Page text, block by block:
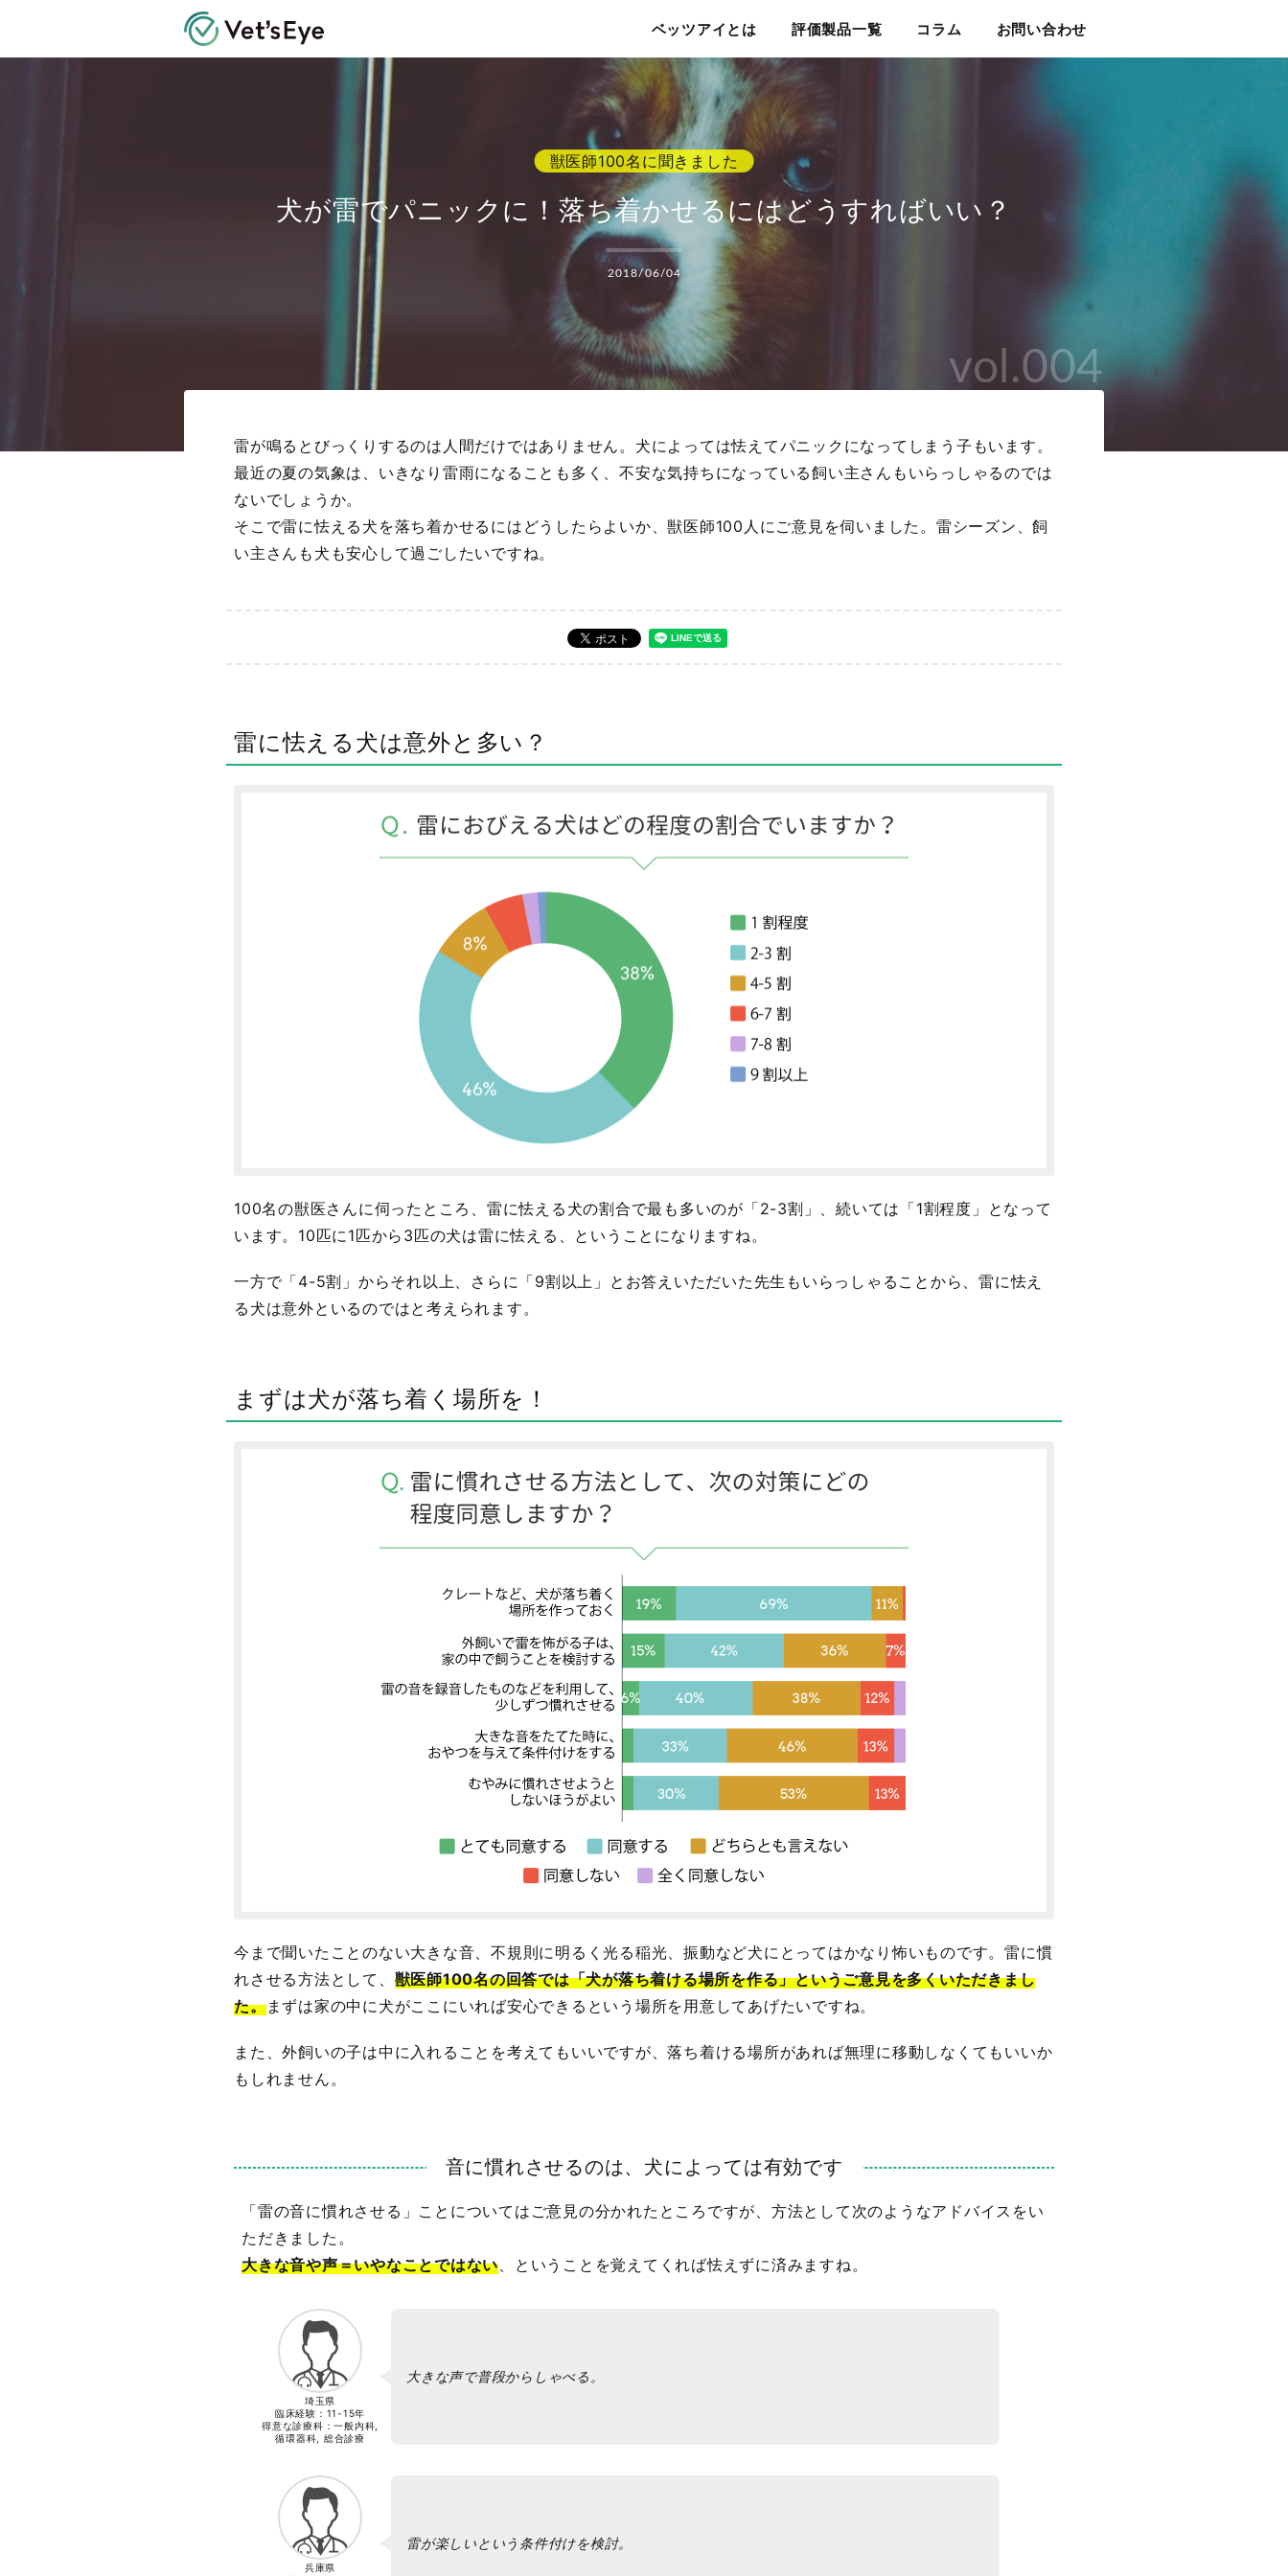
ベッツアイとは 評価製品一覧 コラム お問い合わせ
犬が雷でパニックに！落ち着かせるにはどうすればいい？
2018/06/04
vol.004
雷が鳴るとびっくりするのは人間だけではありません。犬によっては怯えてパニックになってしまう子もいます。
最近の夏の気象は、いきなり雷雨になることも多く、不安な気持ちになっている飼い主さんもいらっしゃるのでは
ないでしょうか。
そこで雷に怯える犬を落ち着かせるにはどうしたらよいか、獣医師100人にご意見を伺いました。雷シーズン、飼
い主さんも犬も安心して過ごしたいですね。
雷に怯える犬は意外と多い？
100名の獣医さんに伺ったところ、雷に怯える犬の割合で最も多いのが「2-3割」、続いては「1割程度」となって
います。10匹に1匹から3匹の犬は雷に怯える、ということになりますね。
一方で「4-5割」からそれ以上、さらに「9割以上」とお答えいただいた先生もいらっしゃることから、雷に怯え
る犬は意外といるのではと考えられます。
まずは犬が落ち着く場所を！
今まで聞いたことのない大きな音、不規則に明るく光る稲光、振動など犬にとってはかなり怖いものです。雷に慣
れさせる方法として、 獣医師100名の回答では「犬が落ち着ける場所を作る」というご意見を多くいただきまし
た。まずは家の中に犬がここにいれば安心できるという場所を用意してあげたいですね。
また、外飼いの子は中に入れることを考えてもいいですが、落ち着ける場所があれば無理に移動しなくてもいいか
もしれません。
音に慣れさせるのは、犬によっては有効です
「雷の音に慣れさせる」ことについてはご意見の分かれたところですが、方法として次のようなアドバイスをい
ただきました。
大きな音や声＝いやなことではない、ということを覚えてくれば怯えずに済みますね。
埼玉県
臨床経験： 11-15年
得意な診療科：一般内科,
循環器科, 総合診療
大きな声で普段からしゃべる。
兵庫県
雷が楽しいという条件付けを検討。